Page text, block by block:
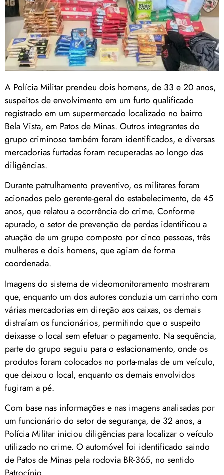
A Polícia Militar prendeu dois homens, de 33 e 20 anos,
suspeitos de envolvimento em um furto qualificado
registrado em um supermercado localizado no bairro
Bela Vista, em Patos de Minas. Outros integrantes do
grupo criminoso também foram identificados, e diversas
mercadorias furtadas foram recuperadas ao longo das
diligências.
Durante patrulhamento preventivo, os militares foram
acionados pelo gerente-geral do estabelecimento, de 45
anos, que relatou a ocorrência do crime. Conforme
apurado, o setor de prevenção de perdas identificou a
atuação de um grupo composto por cinco pessoas, três
mulheres e dois homens, que agiam de forma
coordenada.
Imagens do sistema de videomonitoramento mostraram
que, enquanto um dos autores conduzia um carrinho com
várias mercadorias em direção aos caixas, os demais
distraíam os funcionários, permitindo que o suspeito
deixasse o local sem efetuar o pagamento. Na sequência,
parte do grupo seguiu para o estacionamento, onde os
produtos foram colocados no porta-malas de um veículo,
que deixou o local, enquanto os demais envolvidos
fugiram a pé.
Com base nas informações e nas imagens analisadas por
um funcionário do setor de segurança, de 32 anos, a
Polícia Militar iniciou diligências para localizar o veículo
utilizado no crime. O automóvel foi identificado saindo
de Patos de Minas pela rodovia BR-365, no sentido